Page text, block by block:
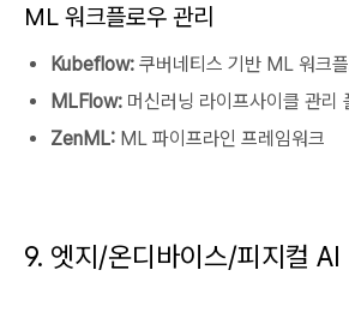
ML 워크플로우 관리
Kubeflow: 쿠버네티스 기반 ML 워크
MLFlow: 머신러닝 라이프사이클 관리
ZenML: ML 파이프라인 프레임워크
9. 엣지/온디바이스/피지컬 AI